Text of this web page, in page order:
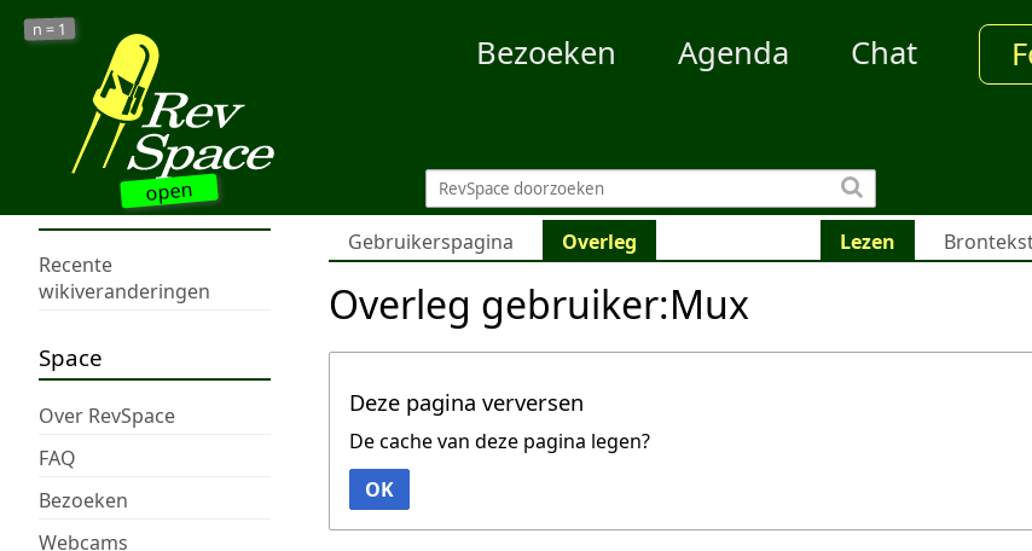
open
n = 1
Bezoeken Agenda Chat
Recente
wikiveranderingen
Space
Over RevSpace
FAQ
Bezoeken
Webcams
Gebruikerspagina Overleg Lezen
Overleg gebruiker:Mux
Deze pagina verversen
De cache van deze pagina legen?
OK